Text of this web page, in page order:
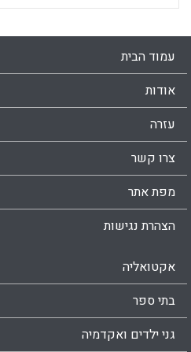
עמוד הבית
אודות
עזרה
צרו קשר
מפת אתר
הצהרת נגישות
אקטואליה
בתי ספר
גני ילדים ואקדמיה